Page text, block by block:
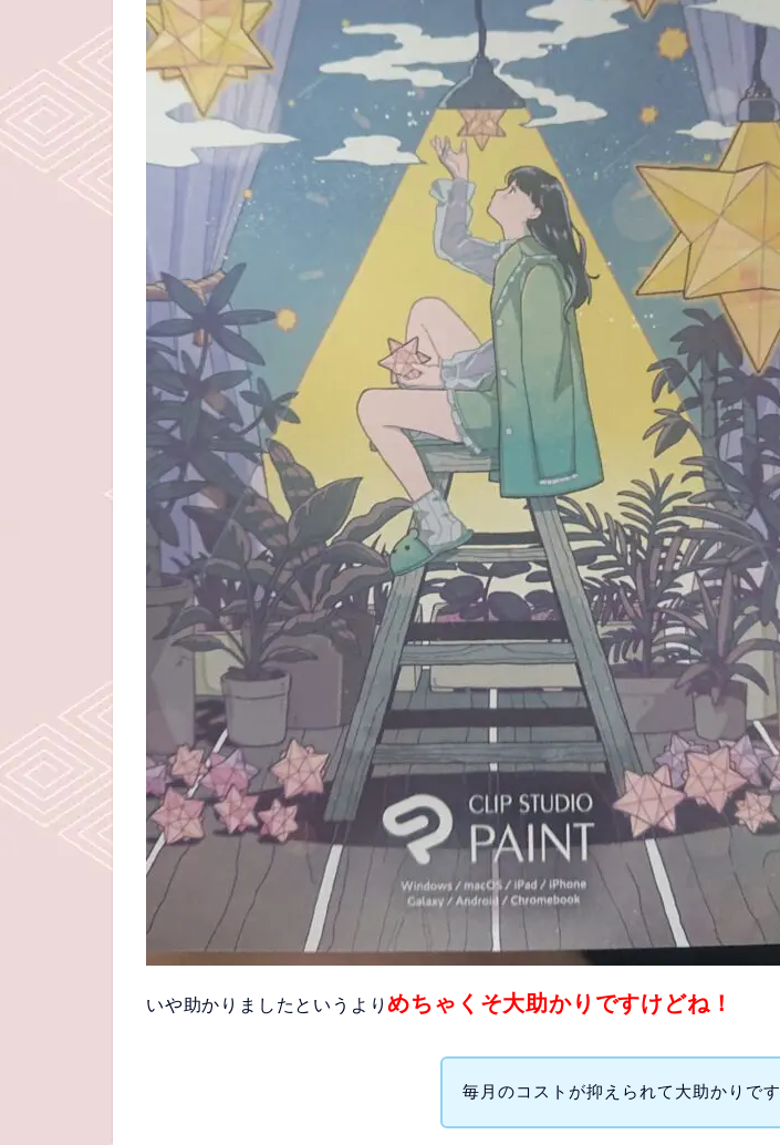
いや助かりましたというよりめちゃくそ大助かりですけどね！
毎月のコストが抑えられて大助かりです